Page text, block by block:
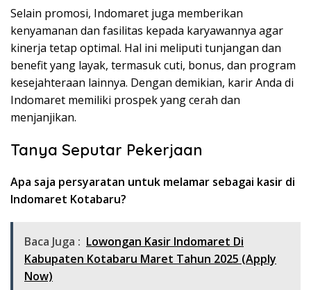
Selain promosi, Indomaret juga memberikan
kenyamanan dan fasilitas kepada karyawannya agar
kinerja tetap optimal. Hal ini meliputi tunjangan dan
benefit yang layak, termasuk cuti, bonus, dan program
kesejahteraan lainnya. Dengan demikian, karir Anda di
Indomaret memiliki prospek yang cerah dan
menjanjikan.
Tanya Seputar Pekerjaan
Apa saja persyaratan untuk melamar sebagai kasir di
Indomaret Kotabaru?
Baca Juga : Lowongan Kasir Indomaret Di
Kabupaten Kotabaru Maret Tahun 2025 (Apply
Now)